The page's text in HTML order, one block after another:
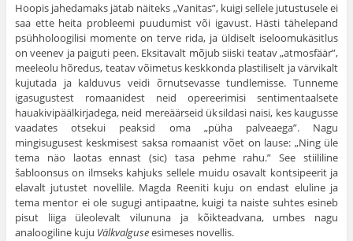
Hoopis jahedamaks jätab näiteks „Vanitas”, kuigi sellele jutustusele ei
saa ette heita probleemi puudumist või igavust. Hästi tähelepand
psühholoogilisi momente on terve rida, ja üldiselt iseloomukäsitlus
on veenev ja paiguti peen. Eksitavalt mõjub siiski teatav „atmosfäär”,
meeleolu hõredus, teatav võimetus keskkonda plastiliselt ja värvikalt
kujutada ja kalduvus veidi õrnutsevasse tundlemisse. Tunneme
igasugustest romaanidest neid opereerimisi sentimentaalsete
hauakivipäälkirjadega, neid mereäärseid üksildasi naisi, kes kaugusse
vaadates otsekui peaksid oma „püha palveaega”. Nagu
mingisugusest keskmisest saksa romaanist võet on lause: „Ning üle
tema näo laotas ennast (sic) tasa pehme rahu.” See stiililine
šabloonsus on ilmseks kahjuks sellele muidu osavalt kontsipeerit ja
elavalt jutustet novellile. Magda Reeniti kuju on endast eluline ja
tema mentor ei ole sugugi antipaatne, kuigi ta naiste suhtes esineb
pisut liiga üleolevalt vilununa ja kõikteadvana, umbes nagu
analoogiline kuju Välkvalguseesimeses novellis.